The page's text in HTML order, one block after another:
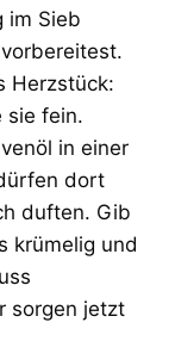
im Sieb
Herzstück:
sie fein.
in einer
dort
duften. Gib
krümelig und
sorgen jetzt